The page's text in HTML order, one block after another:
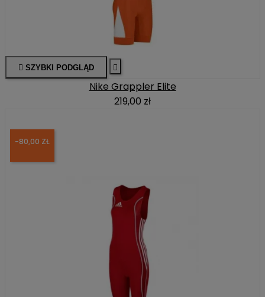
 SZYBKI PODGLĄD 
Nike Grappler Elite
219,00 zł
-80,00 ZŁ